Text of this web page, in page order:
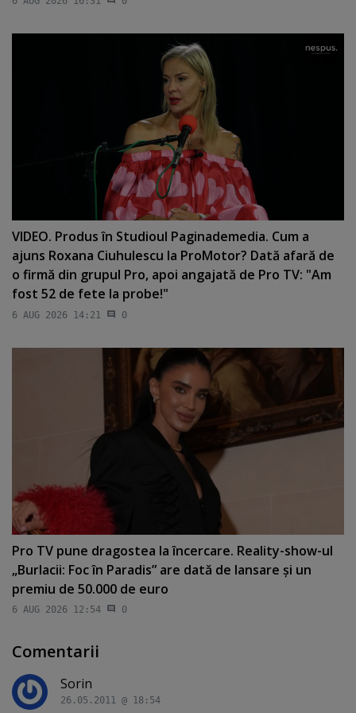
VIDEO. Produs în Studioul Paginademedia. Cum a
ajuns Roxana Ciuhulescu la ProMotor? Dată afară de
o firmă din grupul Pro, apoi angajată de Pro TV: "Am
fost 52 de fete la probe!"
6 AUG 2026 14:21 0
Pro TV pune dragostea la încercare. Reality-show-ul
„Burlacii: Foc în Paradis” are dată de lansare şi un
premiu de 50.000 de euro
6 AUG 2026 12:54 0
Comentarii
Sorin
26.05.2011 @ 18:54